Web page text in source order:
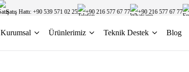
Satış Hattı: +90 539 571 02 25 +90 216 577 67 77 +90 216 577 67 77
Kurumsal Ürünlerimiz Teknik Destek Blog